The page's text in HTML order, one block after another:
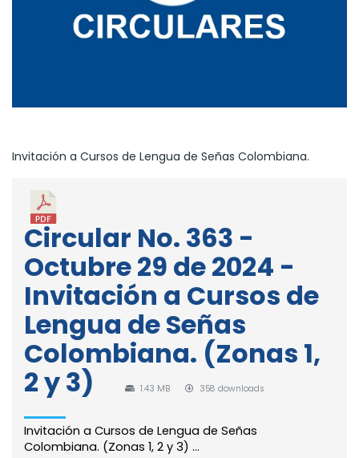
Invitación a Cursos de Lengua de Señas Colombiana.
Circular No. 363 -
Octubre 29 de 2024 -
Invitación a Cursos de
Lengua de Señas
Colombiana. (Zonas 1,
2 y 3)
1.43 MB 358 downloads
Invitación a Cursos de Lengua de Señas
Colombiana. (Zonas 1, 2 y 3) ...